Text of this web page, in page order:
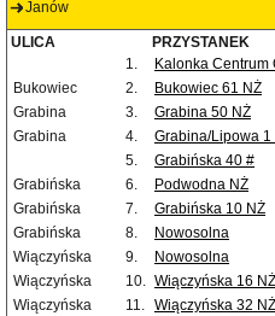
Janów
ULICA PRZYSTANEK
1.
Kalonka Centrum
Bukowiec
2. Bukowiec 61 NŻ
Grabina
3. Grabina 50 NŻ
Grabina
4. Grabina/Lipowa 1
5.
Grabińska 40 #
Grabińska
6.
Podwodna NŻ
Grabińska
7.
Grabińska 10 NŻ
Grabińska
8. Nowosolna
Wiączyńska
9. Nowosolna
Wiączyńska
10. Wiączyńska 16 NŻ
Wiączyńska
11. Wiączyńska 32 NŻ